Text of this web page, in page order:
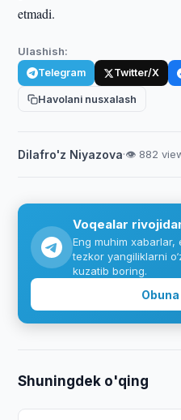
etmadi.
Ulashish:
Telegram Twitter/X
Havolani nusxalash
Dilafro'z Niyazova·👁 882
Voqealar
Eng muhim
tezkor yangiliklarni
kuzatib boring.
Shuningdek o'qing